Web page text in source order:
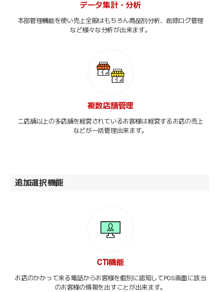
データ集計・分析
本部管理機能を使い売上全般はもちろん商品別分析、削除ログ管理
など様々な分析が出来ます。
複数店舗管理
二店舗以上の多店舗を経営されているお客様は経営するお店の売上
などが一括管理出来ます。
追加選択機能
CTI機能
お店のかかって来る電話からお客様を個別に認知してPOS画面に該当
のお客様の情報を出すことが出来ます。